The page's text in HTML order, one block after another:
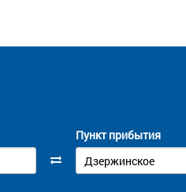
Пункт прибытия